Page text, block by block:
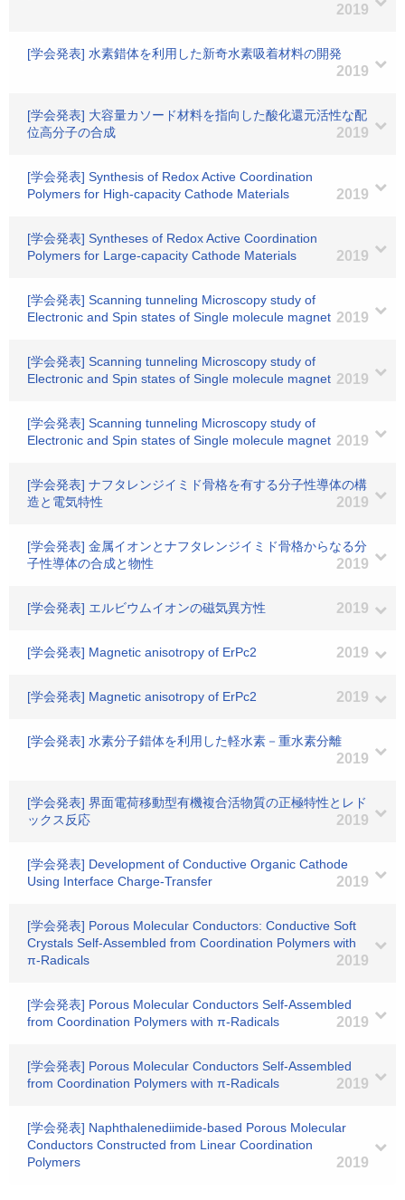
2019
[学会発表] 水素錯体を利用した新奇水素吸着材料の開発
2019
[学会発表] 大容量カソード材料を指向した酸化還元活性な配
位高分子の合成
2019
[学会発表] Synthesis of Redox Active Coordination
Polymers for High-capacity Cathode Materials
2019
[学会発表] Syntheses of Redox Active Coordination
Polymers for Large-capacity Cathode Materials
2019
[学会発表] Scanning tunneling Microscopy study of
Electronic and Spin states of Single molecule magnet 2019
[学会発表] Scanning tunneling Microscopy study of
Electronic and Spin states of Single molecule magnet 2019
[学会発表] Scanning tunneling Microscopy study of
Electronic and Spin states of Single molecule magnet 2019
[学会発表] ナフタレンジイミド骨格を有する分子性導体の構
造と電気特性
2019
[学会発表] 金属イオンとナフタレンジイミド骨格からなる分
子性導体の合成と物性
2019
[学会発表] エルビウムイオンの磁気異方性 2019
[学会発表] Magnetic anisotropy of ErPc2 2019
[学会発表] Magnetic anisotropy of ErPc2 2019
[学会発表] 水素分子錯体を利用した軽水素－重水素分離
2019
[学会発表] 界面電荷移動型有機複合活物質の正極特性とレド
ックス反応
2019
[学会発表] Development of Conductive Organic Cathode
Using Interface Charge-Transfer
2019
[学会発表] Porous Molecular Conductors: Conductive Soft
Crystals Self-Assembled from Coordination Polymers with
π-Radicals
2019
[学会発表] Porous Molecular Conductors Self-Assembled
from Coordination Polymers with π-Radicals
2019
[学会発表] Porous Molecular Conductors Self-Assembled
from Coordination Polymers with π-Radicals
2019
[学会発表] Naphthalenediimide-based Porous Molecular
Conductors Constructed from Linear Coordination
Polymers
2019